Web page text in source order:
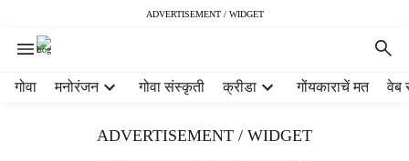
ADVERTISEMENT / WIDGET
गोवा मनोरंजन गोवा संस्कृती क्रीडा गोंयकाराचें मत वेब
ADVERTISEMENT / WIDGET